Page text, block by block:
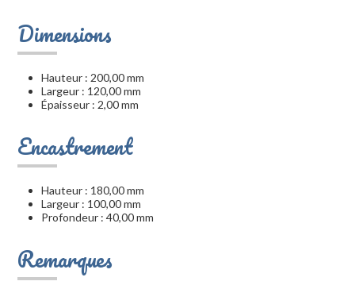
Dimensions
Hauteur : 200,00 mm
Largeur : 120,00 mm
Épaisseur : 2,00 mm
Encastrement
Hauteur : 180,00 mm
Largeur : 100,00 mm
Profondeur : 40,00 mm
Remarques